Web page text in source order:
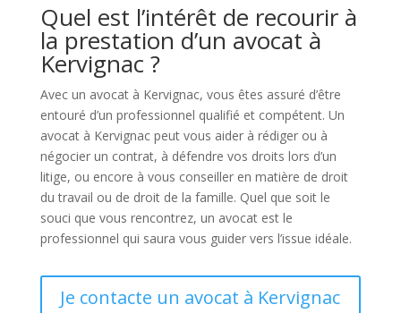
Quel est l’intérêt de recourir à
la prestation d’un avocat à
Kervignac ?
Avec un avocat à Kervignac, vous êtes assuré d’être
entouré d’un professionnel qualifié et compétent. Un
avocat à Kervignac peut vous aider à rédiger ou à
négocier un contrat, à défendre vos droits lors d’un
litige, ou encore à vous conseiller en matière de droit
du travail ou de droit de la famille. Quel que soit le
souci que vous rencontrez, un avocat est le
professionnel qui saura vous guider vers l’issue idéale.
Je contacte un avocat à Kervignac